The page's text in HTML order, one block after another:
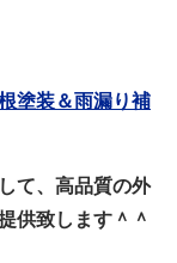
塗装＆雨漏り補
て、高品質の外
供致します＾＾